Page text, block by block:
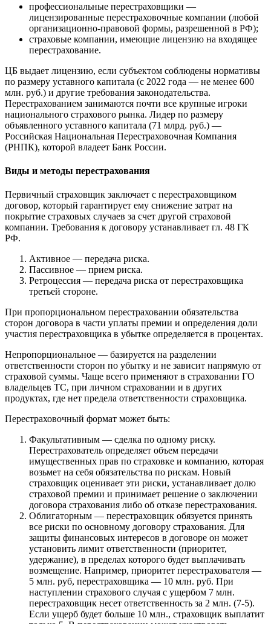
профессиональные перестраховщики —
лицензированные перестраховочные компании (любой
организационно-правовой формы, разрешенной в РФ);
страховые компании, имеющие лицензию на входящее
перестрахование.
ЦБ выдает лицензию, если субъектом соблюдены нормативы
по размеру уставного капитала (с 2022 года — не менее 600
млн. руб.) и другие требования законодательства.
Перестрахованием занимаются почти все крупные игроки
национального страхового рынка. Лидер по размеру
объявленного уставного капитала (71 млрд. руб.) —
Российская Национальная Перестраховочная Компания
(РНПК), которой владеет Банк России.
Виды и методы перестрахования
Первичный страховщик заключает с перестраховщиком
договор, который гарантирует ему снижение затрат на
покрытие страховых случаев за счет другой страховой
компании. Требования к договору устанавливает гл. 48 ГК
РФ.
Активное — передача риска.
Пассивное — прием риска.
Ретроцессия — передача риска от перестраховщика
третьей стороне.
При пропорциональном перестраховании обязательства
сторон договора в части уплаты премии и определения доли
участия перестраховщика в убытке определяется в процентах.
Непропорциональное — базируется на разделении
ответственности сторон по убытку и не зависит напрямую от
страховой суммы. Чаще всего применяют в страховании ГО
владельцев ТС, при личном страховании и в других
продуктах, где нет предела ответственности страховщика.
Перестраховочный формат может быть:
Факультативным — сделка по одному риску.
Перестрахователь определяет объем передачи
имущественных прав по страховке и компанию, которая
возьмет на себя обязательства по рискам. Новый
страховщик оценивает эти риски, устанавливает долю
страховой премии и принимает решение о заключении
договора страхования либо об отказе перестрахования.
Облигаторным — перестраховщик обязуется принять
все риски по основному договору страхования. Для
защиты финансовых интересов в договоре он может
установить лимит ответственности (приоритет,
удержание), в пределах которого будет выплачивать
возмещение. Например, приоритет перестрахователя —
5 млн. руб, перестраховщика — 10 млн. руб. При
наступлении страхового случая с ущербом 7 млн.
перестраховщик несет ответственность за 2 млн. (7-5).
Если ущерб будет больше 10 млн., страховщик выплатит